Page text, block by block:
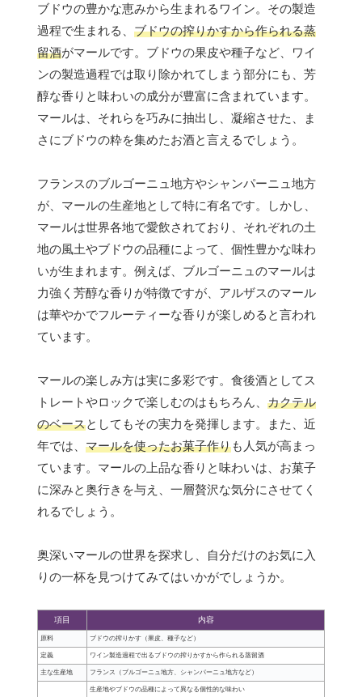
ブドウの豊かな恵みから生まれるワイン。その製造
過程で生まれる、 ブドウの搾りかすから作られる蒸
留酒がマールです。ブドウの果皮や種子など、ワイ
ンの製造過程では取り除かれてしまう部分にも、芳
醇な香りと味わいの成分が豊富に含まれています。
マールは、それらを巧みに抽出し、凝縮させた、ま
さにブドウの粋を集めたお酒と言えるでしょう。
フランスのブルゴーニュ地方やシャンパーニュ地方
が、マールの生産地として特に有名です。しかし、
マールは世界各地で愛飲されており、それぞれの土
地の風土やブドウの品種によって、個性豊かな味わ
いが生まれます。例えば、ブルゴーニュのマールは
力強く芳醇な香りが特徴ですが、アルザスのマール
は華やかでフルーティーな香りが楽しめると言われ
ています。
マールの楽しみ方は実に多彩です。食後酒としてス
トレートやロックで楽しむのはもちろん、 カクテル
のベースとしてもその実力を発揮します。また、近
年では、 マールを使ったお菓子作りも人気が高まっ
ています。マールの上品な香りと味わいは、お菓子
に深みと奥行きを与え、一層贅沢な気分にさせてく
れるでしょう。
奥深いマールの世界を探求し、自分だけのお気に入
りの一杯を見つけてみてはいかがでしょうか。
項目 内容
原料 ブドウの搾りかす（果皮、種子など）
定義 ワイン製造過程で出るブドウの搾りかすから作られる蒸留酒
主な生産地 フランス（ブルゴーニュ地方、シャンパーニュ地方など）
生産地やブドウの品種によって異なる個性的な味わい